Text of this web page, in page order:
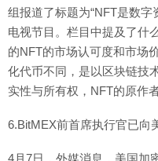
组报道了标题为“NFT是数
电视节目。栏目中提及了什
的NFT的市场认可度和市场
化代币不同，是以区块链技
实性与所有权，NFT的原作
6.BitMEX前首席执行官已向
4月7日，外媒消息，美国加